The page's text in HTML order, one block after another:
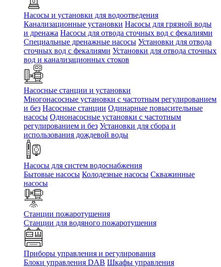
Насосы и установки для водоотведения
Канализационные установки Насосы для грязной воды
и дренажа Насосы для отвода сточных вод c фекалиями
Специальные дренажные насосы Установки для отвода
сточных вод c фекалиями Установки для отвода сточных
вод и канализационных стоков
Насосные станции и установки
Многонасосные установки с частотным регулированием
и без Насосные станции Одинарные повысительные
насосы Однонасосные установки с частотным
регулированием и без Установки для сбора и
использования дождевой воды
Насосы для систем водоснабжения
Бытовые насосы Колодезные насосы Скважинные
насосы
Станции пожаротушения
Станции для водяного пожаротушения
Приборы управления и регулирования
Блоки управления DAB Шкафы управления